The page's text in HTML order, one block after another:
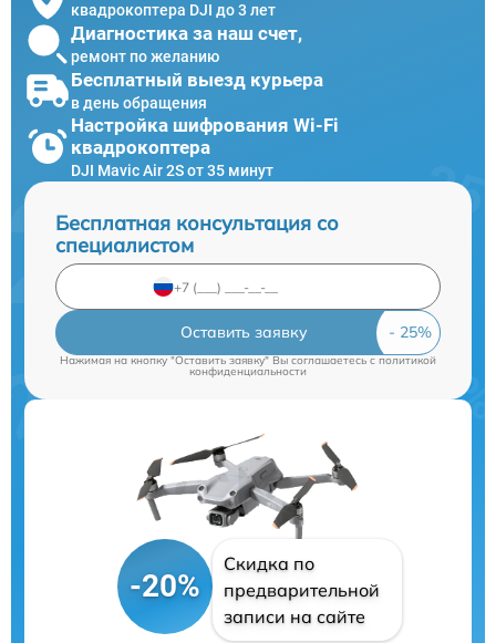
квадрокоптера DJI до 3 лет
Диагностика за наш счет,
ремонт по желанию
Бесплатный выезд курьера
в день обращения
Настройка шифрования Wi-Fi
квадрокоптера
DJI Mavic Air 2S от 35 минут
Бесплатная консультация со
специалистом
Оставить заявку
Нажимая на кнопку "Оставить заявку" Вы соглашаетесь cполитикой
конфиденциальности
-20%
Скидка по
предварительной
записи на сайте